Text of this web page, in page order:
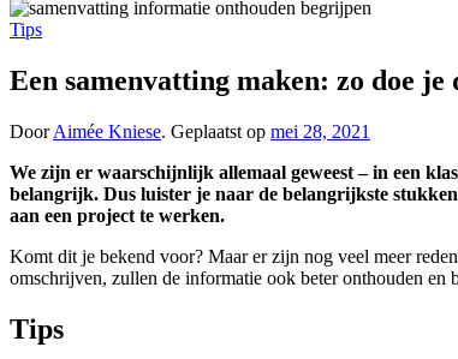
Tips
Een samenvatting maken: zo doe je
DoorAimée Kniese. Geplaatst op mei 28, 2021
We zijn er waarschijnlijk allemaal geweest – in een
belangrijk. Dus luister je naar de belangrijkste
aan een project te werken.
Komt dit je bekend voor? Maar er zijn nog veel meer
omschrijven, zullen de informatie ook beter onthouden en
Tips